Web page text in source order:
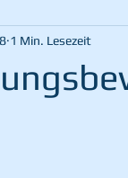
1 Min. Lesezeit